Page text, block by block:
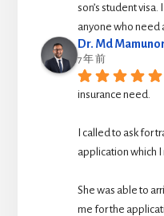
son’s student
anyone who need
Dr. Md
7 年 前
insurance need.
I called to ask for
application which I
She was able to
me for the